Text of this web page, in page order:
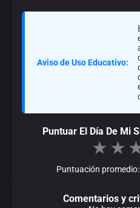
Aviso de Uso Educativo:
Puntuar El Día De Mi
★ ★
Puntuación
Comentarios y